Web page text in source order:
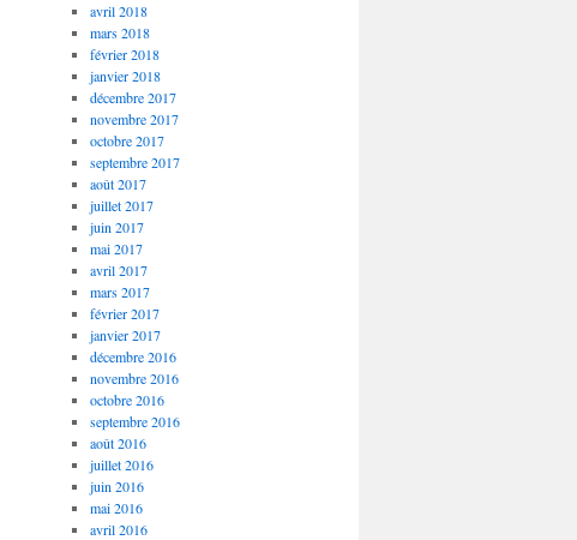
avril 2018
mars 2018
février 2018
janvier 2018
décembre 2017
novembre 2017
octobre 2017
septembre 2017
août 2017
juillet 2017
juin 2017
mai 2017
avril 2017
mars 2017
février 2017
janvier 2017
décembre 2016
novembre 2016
octobre 2016
septembre 2016
août 2016
juillet 2016
juin 2016
mai 2016
avril 2016